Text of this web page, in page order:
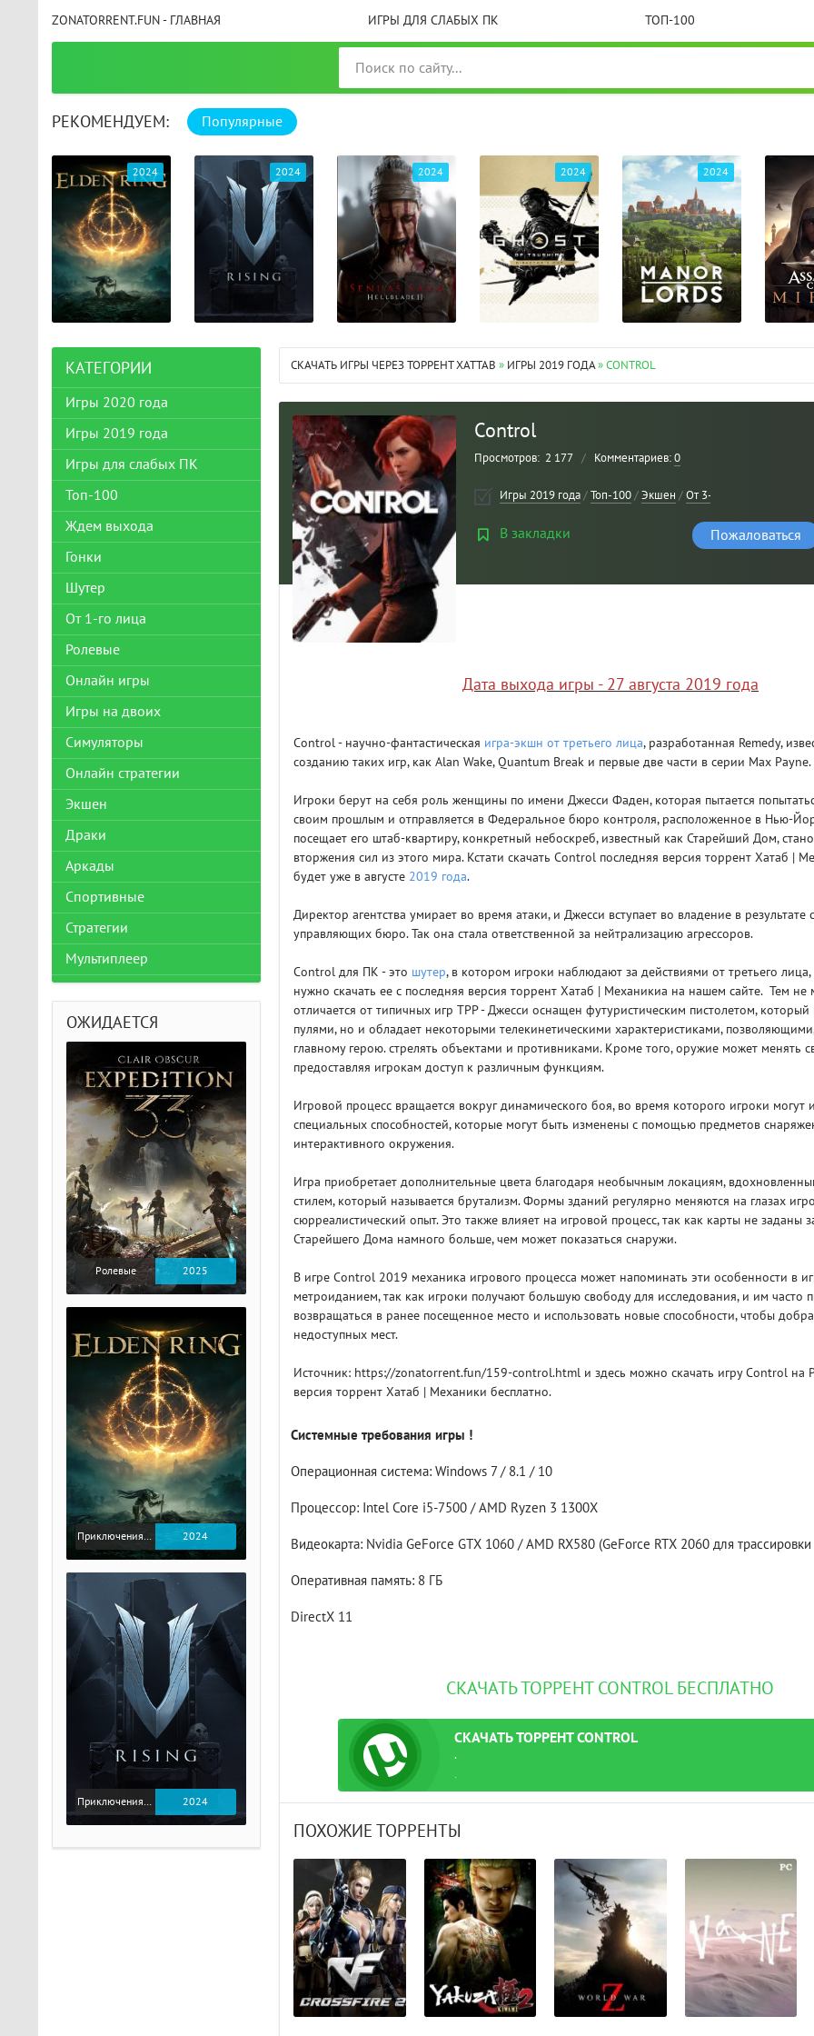
ZONATORRENT.FUN - ГЛАВНАЯ ИГРЫ ДЛЯ СЛАБЫХ ПК ТОП-100
РЕКОМЕНДУЕМ: Популярные
2024 2024 2024 2024 2024
СКАЧАТЬ ИГРЫ ЧЕРЕЗ ТОРРЕНТ XATTAB » ИГРЫ 2019 ГОДА» CONTROL
Control
Просмотров: 2 177 / Комментариев:0
Игры 2019 года/Топ-100/Экшен /От 3-го лица
В закладки Пожаловаться
Дата выхода игры - 27 августа 2019 года
Control - научно-фантастическая игра-экшн от третьего лица, разработанная Remedy,
созданию таких игр, как Alan Wake, Quantum Break и первые две части в серии Max Payne.
Игроки берут на себя роль женщины по имени Джесси Фаден, которая пытается
своим прошлым и отправляется в Федеральное бюро контроля, расположенное в Нью-
посещает его штаб-квартиру, конкретный небоскреб, известный как Старейший Дом,
вторжения сил из этого мира. Кстати скачать Control последняя версия торрент Хатаб |
будет уже в августе 2019 года.
Директор агентства умирает во время атаки, и Джесси вступает во владение в результате
управляющих бюро. Так она стала ответственной за нейтрализацию агрессоров.
Control для ПК - это шутер, в котором игроки наблюдают за действиями от третьего
нужно скачать ее с последняя версия торрент Хатаб | Механикиа на нашем сайте. Тем не
отличается от типичных игр TPP - Джесси оснащен футуристическим пистолетом, который
пулями, но и обладает некоторыми телекинетическими характеристиками,
главному герою. стрелять объектами и противниками. Кроме того, оружие может менять
предоставляя игрокам доступ к различным функциям.
Игровой процесс вращается вокруг динамического боя, во время которого игроки могут
специальных способностей, которые могут быть изменены с помощью предметов
интерактивного окружения.
Игра приобретает дополнительные цвета благодаря необычным локациям,
стилем, который называется брутализм. Формы зданий регулярно меняются на глазах
сюрреалистический опыт. Это также влияет на игровой процесс, так как карты не заданы
Старейшего Дома намного больше, чем может показаться снаружи.
В игре Control 2019 механика игрового процесса может напоминать эти особенности в
метроиданием, так как игроки получают большую свободу для исследования, и им часто
возвращаться в ранее посещенное место и использовать новые способности, чтобы
недоступных мест.
Источник: https://zonatorrent.fun/159-control.html и здесь можно скачать игру Control на
версия торрент Хатаб | Механики бесплатно.
Системные требования игры !
Операционная система: Windows 7 / 8.1 / 10
Процессор: Intel Core i5-7500 / AMD Ryzen 3 1300X
Видеокарта: Nvidia GeForce GTX 1060 / AMD RX580 (GeForce RTX 2060 для
Оперативная память: 8 ГБ
DirectX 11
СКАЧАТЬ ТОРРЕНТ CONTROL БЕСПЛАТНО
СКАЧАТЬТОРРЕНТCONTROL
.
.
ПОХОЖИЕ ТОРРЕНТЫ
КАТЕГОРИИ
Игры 2020 года
Игры 2019 года
Игры для слабых ПК
Топ-100
Ждем выхода
Гонки
Шутер
От 1-го лица
Ролевые
Онлайн игры
Игры на двоих
Симуляторы
Онлайн стратегии
Экшен
Драки
Аркады
Спортивные
Стратегии
Мультиплеер
ОЖИДАЕТСЯ
Ролевые 2025
Приключения / Экшен / Ролевые 2024
Приключения / Экшен 2024
3/ 5.0 65 ГБ
ELDEN RING ДОПОЛНЕНИЕ
SHADOW OF THE ERDTREE
3.1/ 5.0 4 Гб